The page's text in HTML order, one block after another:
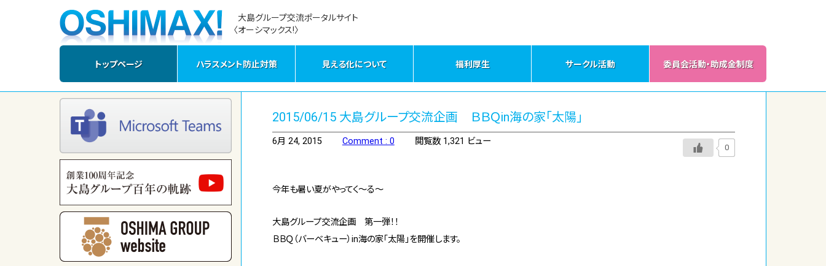
大島グループ交流ポータルサイト
〈オーシマックス!〉
トップページ ハラスメント防止対策 見える化について 福利厚生 サークル活動 委員会活動・助成金制度
2015/06/15 大島グループ交流企画 ＢＢＱin海の家「太陽」
6月 24, 2015 Comment : 0 閲覧数 1,321 ビュー
0
今年も暑い夏がやってく～る～
大島グループ交流企画 第一弾！！
ＢＢＱ（バーベキュー）in海の家「太陽」を開催します。